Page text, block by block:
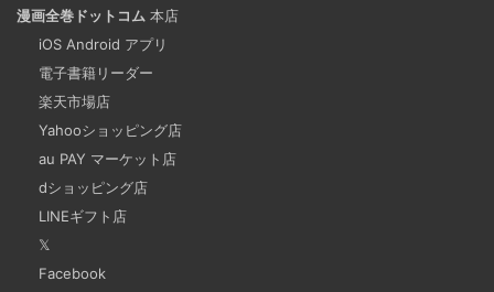
ビジネスワークに便利なSLACKのリマインド設定
2025-03-21
についてご紹介します。 Slackでは、業務で決めたことや会
議の開始前にリマインダーを設定しておくと、とても便利
です。 忙しいと、いくらスケジュールを頭に入れていて
も、仕事に没頭してしまい、他の業務や会議の開始時間を
過ぎてしまうことがあります。そんな経験がある方には、
漫画全巻ドットコム 本店
iOS Android アプリ
電子書籍リーダー
楽天市場店
Yahooショッピング店
au PAY マーケット店
dショッピング店
LINEギフト店
𝕏
Facebook